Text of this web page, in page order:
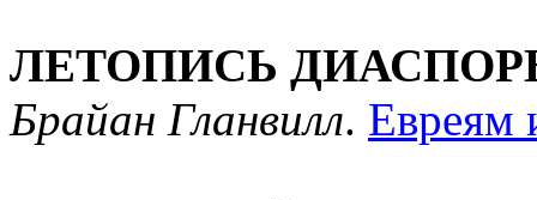
ЛЕТОПИСЬ
Брайан Гланвилл. Евреям